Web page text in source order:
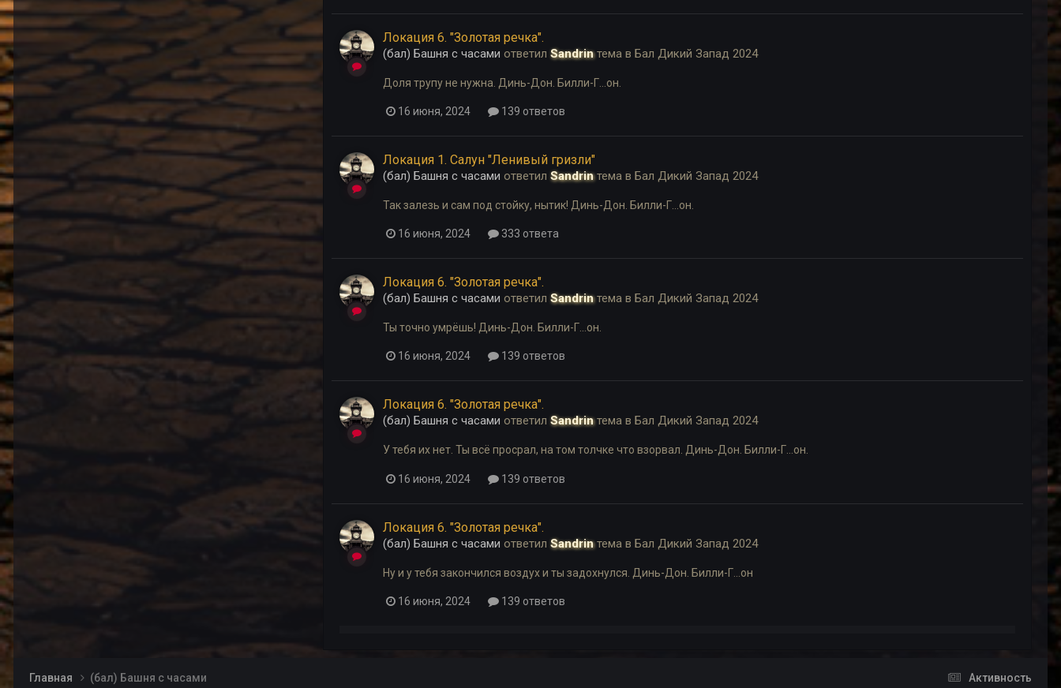
Локация 6. "Золотая речка".
(бал) Башня с часами ответил Sandrinтема в Бал Дикий Запад 2024
Доля трупу не нужна. Динь-Дон. Билли-Г...он.
16 июня, 2024 139 ответов
Локация 1. Салун "Ленивый гризли"
(бал) Башня с часами ответил Sandrinтема в Бал Дикий Запад 2024
Так залезь и сам под стойку, нытик! Динь-Дон. Билли-Г...он.
16 июня, 2024 333 ответа
Локация 6. "Золотая речка".
(бал) Башня с часами ответил Sandrinтема в Бал Дикий Запад 2024
Ты точно умрёшь! Динь-Дон. Билли-Г...он.
16 июня, 2024 139 ответов
Локация 6. "Золотая речка".
(бал) Башня с часами ответил Sandrinтема в Бал Дикий Запад 2024
У тебя их нет. Ты всё просрал, на том толчке что взорвал. Динь-Дон. Билли-Г...он.
16 июня, 2024 139 ответов
Локация 6. "Золотая речка".
(бал) Башня с часами ответил Sandrinтема в Бал Дикий Запад 2024
Ну и у тебя закончился воздух и ты задохнулся. Динь-Дон. Билли-Г...он
16 июня, 2024 139 ответов
Активность
Главная (бал) Башня с часами